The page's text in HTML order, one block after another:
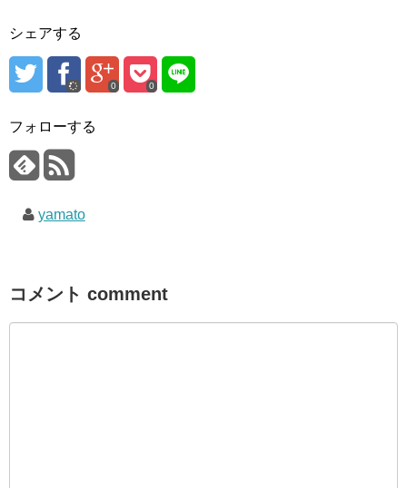
シェアする
0 0
フォローする
yamato
コメント comment